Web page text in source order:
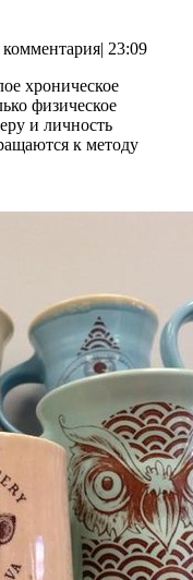
| 23:09
хроническое
физическое
и личность
к методу